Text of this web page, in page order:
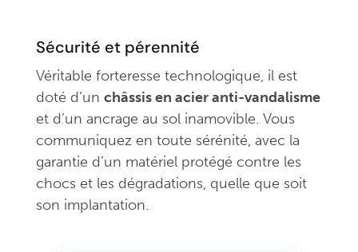
Sécurité et pérennité
Véritable forteresse technologique, il est
doté d’un châssis en acier anti-vandalisme
et d’un ancrage au sol inamovible. Vous
communiquez en toute sérénité, avec la
garantie d’un matériel protégé contre les
chocs et les dégradations, quelle que soit
son implantation.